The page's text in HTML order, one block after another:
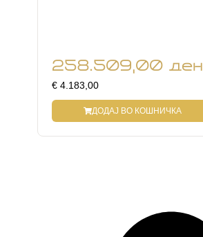
258.509,00 ден
€ 4.183,00
ДОДАЈ ВО КОШНИЧКА